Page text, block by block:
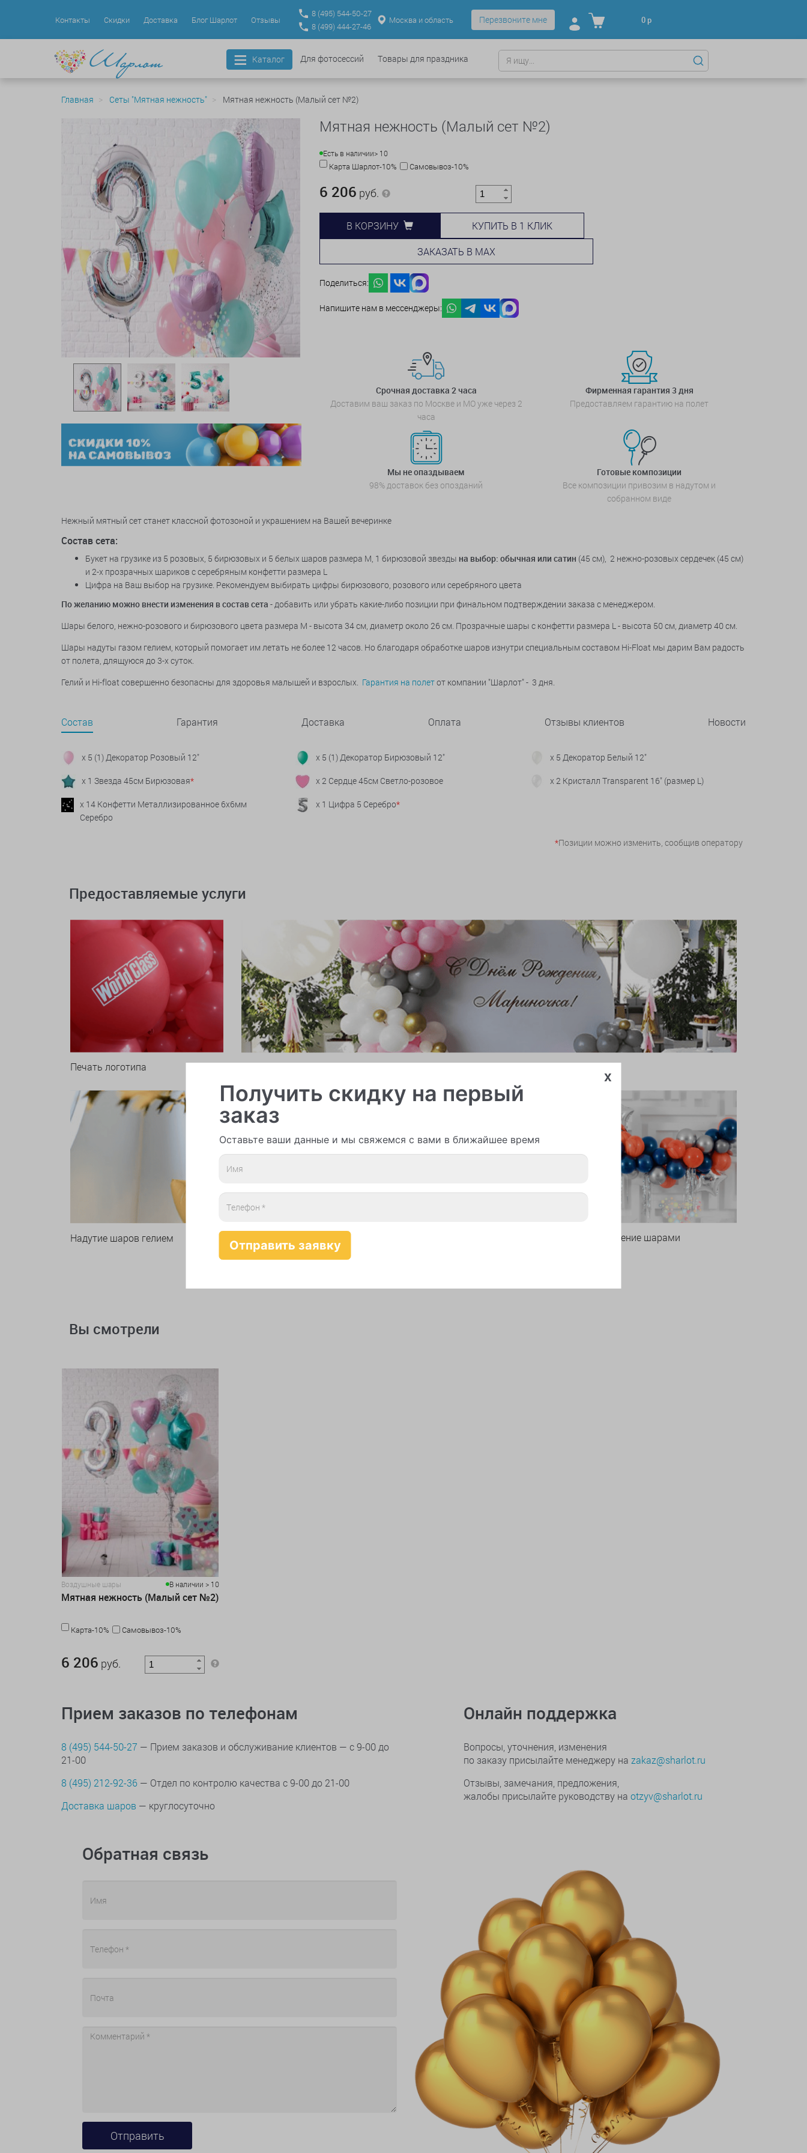
Контакты Скидки Доставка Блог Шарлот Отзывы
8 (495) 544-50-27
8 (499) 444-27-46
Москва и область Перезвоните мне 0р
Каталог Для фотосессий Товары для праздника
Главная Сеты "Мятная нежность" Мятная нежность (Малый сет №2)
Мятная нежность (Малый сет №2)
Есть в наличии> 10
Карта Шарлот-10% Самовывоз-10%
6 206 руб.
В КОРЗИНУ КУПИТЬ В 1 КЛИК
ЗАКАЗАТЬ В MAX
Поделиться:
Напишите нам в мессенджеры:
Срочная доставка 2 часа
Доставим ваш заказ по Москве и МО уже через 2
часа
Фирменная гарантия 3 дня
Предоставляем гарантию на полет
Мы не опаздываем
98% доставок без опозданий
Готовые композиции
Все композиции привозим в надутом и
собранном виде
Нежный мятный сет станет классной фотозоной и украшением на Вашей вечеринке
Составсета:
Букет на грузике из 5 розовых, 5 бирюзовых и 5 белых шаров размера М, 1 бирюзовой звезды на выбор: обычная или сатин (45 см), 2 нежно-розовых сердечек (45 см)
и 2-х прозрачных шариков с серебряным конфетти размера L
Цифра на Ваш выбор на грузике. Рекомендуем выбирать цифры бирюзового, розового или серебряного цвета
По желанию можно внести изменения в состав сета - добавить или убрать какие-либо позиции при финальном подтверждении заказа с менеджером.
Шары белого, нежно-розового и бирюзового цвета размера M - высота 34 см, диаметр около 26 см. Прозрачные шары с конфетти размера L - высота 50 см, диаметр 40 см.
Шары надуты газом гелием, который помогает им летать не более 12 часов. Но благодаря обработке шаров изнутри специальным составом Hi-Float мы дарим Вам радость
от полета, длящуюся до 3-х суток.
Гелий и Hi-float совершенно безопасны для здоровья малышей и взрослых. Гарантия на полетот компании "Шарлот" - 3 дня.
Состав Гарантия Доставка Оплата Отзывы клиентов Новости
x 5 (1) Декоратор Розовый 12" x 5 (1) Декоратор Бирюзовый 12" x 5 Декоратор Белый 12"
x 1 Звезда 45см Бирюзовая* x 2 Сердце 45см Светло-розовое x 2 Кристалл Transparent 16" (размер L)
x 14 Конфетти Металлизированное 6х6мм
Серебро
x 1 Цифра 5 Серебро*
*Позиции можно изменить, сообщив оператору
Предоставляемые услуги
Печать логотипа
Надутие шаров гелием Оформление шарами
Вы смотрели
Воздушные шары В наличии > 10
Мятная нежность (Малый сет №2)
Карта-10%
Самовывоз-10%
6 206 руб.
Прием заказов по телефонам
8 (495) 544-50-27 — Прием заказов и обслуживание клиентов — с 9-00 до
21-00
8 (495) 212-92-36 — Отдел по контролю качества с 9-00 до 21-00
Доставка шаров — круглосуточно
Онлайн поддержка
Вопросы, уточнения, изменения
по заказу присылайте менеджеру на zakaz@sharlot.ru
Отзывы, замечания, предложения,
жалобы присылайте руководству на otzyv@sharlot.ru
Обратная связь
x
Получить скидку на первый
заказ
Оставьте ваши данные и мы свяжемся с вами в ближайшее время